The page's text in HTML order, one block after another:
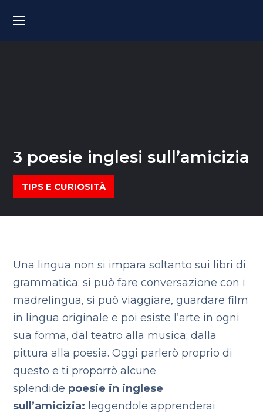
3 poesie inglesi sull’amicizia
TIPS E CURIOSITÀ
Una lingua non si impara soltanto sui libri di
grammatica: si può fare conversazione con i
madrelingua, si può viaggiare, guardare film
in lingua originale e poi esiste l’arte in ogni
sua forma, dal teatro alla musica; dalla
pittura alla poesia. Oggi parlerò proprio di
questo e ti proporrò alcune
splendide poesie in inglese
sull’amicizia: leggendole apprenderai